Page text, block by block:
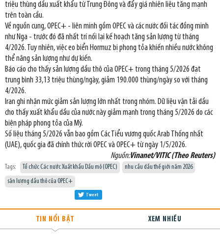
triệu thùng dầu xuất khẩu từ Trung Đông và đẩy giá nhiên liệu tăng mạnh
trên toàn cầu.
Về nguồn cung, OPEC+ - liên minh gồm OPEC và các nước đối tác đồng minh
như Nga - trước đó đã nhất trí nối lại kế hoạch tăng sản lượng từ tháng
4/2026. Tuy nhiên, việc eo biển Hormuz bị phong tỏa khiến nhiều nước không
thể nâng sản lượng như dự kiến.
Báo cáo cho thấy sản lượng dầu thô của OPEC+ trong tháng 5/2026 đạt
trung bình 33,13 triệu thùng/ngày, giảm 190.000 thùng/ngày so với tháng
4/2026.
Iran ghi nhận mức giảm sản lượng lớn nhất trong nhóm. Dữ liệu vận tải dầu
cho thấy xuất khẩu dầu của nước này giảm mạnh trong tháng 5/2026 do các
biện pháp phong tỏa của Mỹ.
Số liệu tháng 5/2026 vẫn bao gồm Các Tiểu vương quốc Arab Thống nhất
(UAE), quốc gia đã chính thức rời OPEC và OPEC+ từ ngày 1/5/2026.
Nguồn:Vinanet/VITIC (Theo Reuters)
Tags: Tổ chức Các nước Xuất khẩu Dầu mỏ (OPEC)
nhu cầu dầu thế giới năm 2026
sản lượng dầu thô của OPEC+
Tweet
TIN NỔI BẬT XEM NHIỀU